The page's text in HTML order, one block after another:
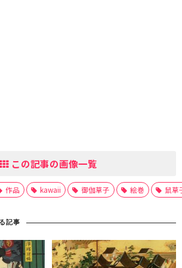
この記事の画像一覧
作品 kawaii 御伽草子 絵巻 鼠草
記事